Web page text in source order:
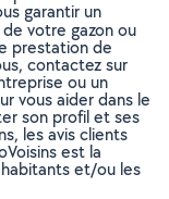
garantir un
votre gazon ou
prestation de
contactez sur
ou un
vous aider dans le
son profil et ses
les avis clients
est la
et/ou les